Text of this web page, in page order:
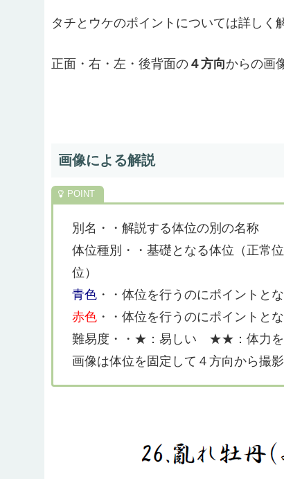
タチとウケのポイントについては詳しく
正面・右・左・後背面の ４方向からの画
画像による解説
別名・・解説する体位の別の名称
体位種別・・基礎となる体位（正常
位）
青色 ・・体位を行うのにポイントと
赤色 ・・体位を行うのにポイントと
難易度・・★：易しい ★★：体力
画像は体位を固定して４方向から撮